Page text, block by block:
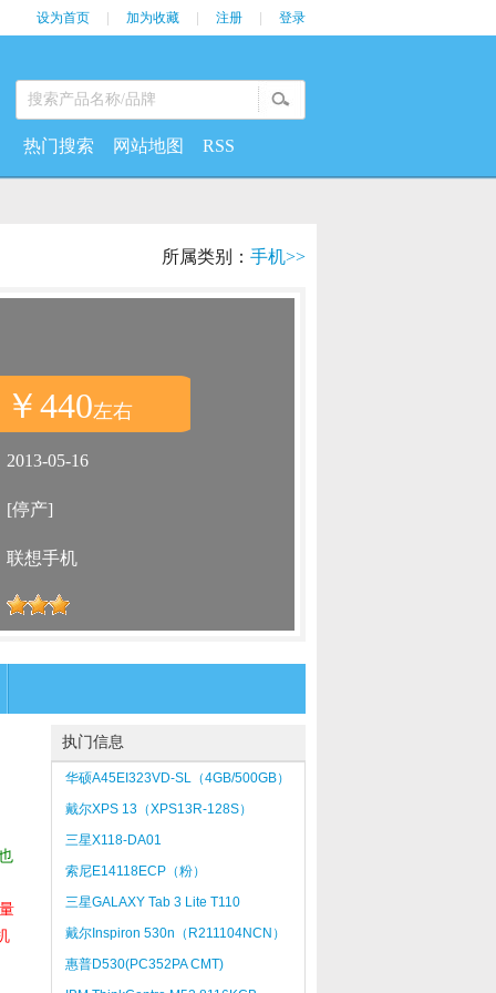
设为首页 加为收藏 注册 登录
热门搜索 网站地图 RSS
所属类别： 手机>>
￥440左右
2013-05-16
[停产]
联想手机
执门信息
华硕A45EI323VD-SL（4GB/500GB）
白色
戴尔XPS 13（XPS13R-128S）
三星X118-DA01
索尼E14118ECP（粉）
三星GALAXY Tab 3 Lite T110
戴尔Inspiron 530n（R211104NCN）
惠普D530(PC352PA CMT)